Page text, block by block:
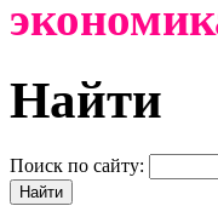
Найти
Поиск по сайту: